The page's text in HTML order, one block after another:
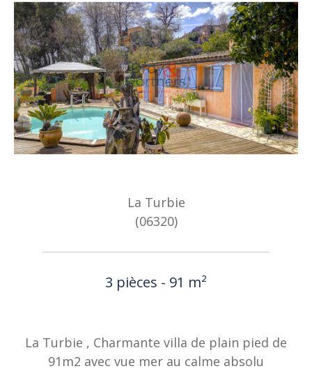
La Turbie
(06320)
3 pièces - 91 m²
La Turbie , Charmante villa de plain pied de
91m2 avec vue mer au calme absolu